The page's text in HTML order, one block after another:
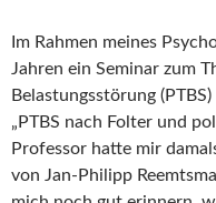
Im Rahmen meines
Jahren ein Seminar zum
Belastungsstörung
„PTBS nach Folter und
Professor hatte mir
von Jan-Philipp